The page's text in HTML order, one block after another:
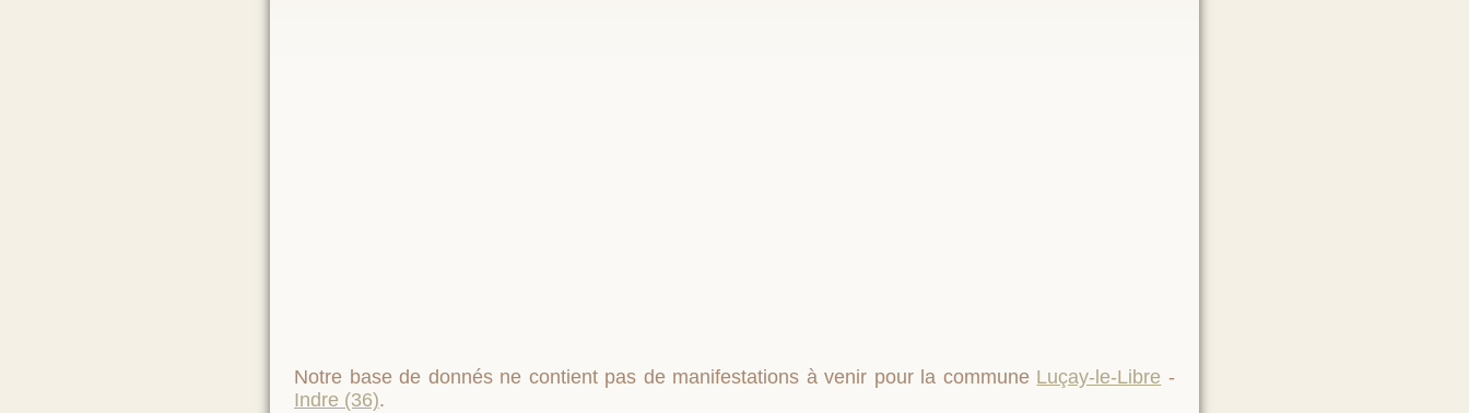
Notre base de donnés ne contient pas de manifestations à venir pour la commune Luçay-le-Libre -
Indre (36).